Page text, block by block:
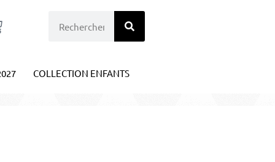
COLLECTION ENFANTS